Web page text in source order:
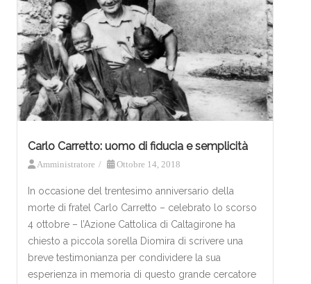
Carlo Carretto: uomo di fiducia e semplicità
Amministratore / Ottobre 14, 2018
In occasione del trentesimo anniversario della
morte di fratel Carlo Carretto – celebrato lo scorso
4 ottobre – l’Azione Cattolica di Caltagirone ha
chiesto a piccola sorella Diomira di scrivere una
breve testimonianza per condividere la sua
esperienza in memoria di questo grande cercatore